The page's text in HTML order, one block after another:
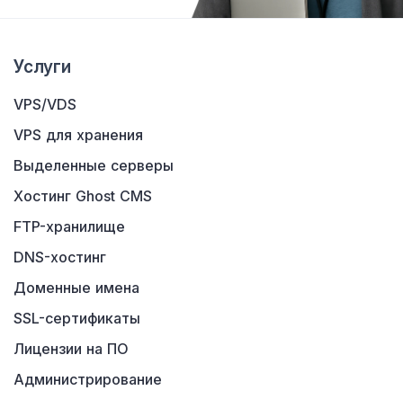
Услуги
VPS/VDS
VPS для хранения
Выделенные серверы
Хостинг Ghost CMS
FTP-хранилище
DNS-хостинг
Доменные имена
SSL-сертификаты
Лицензии на ПО
Администрирование